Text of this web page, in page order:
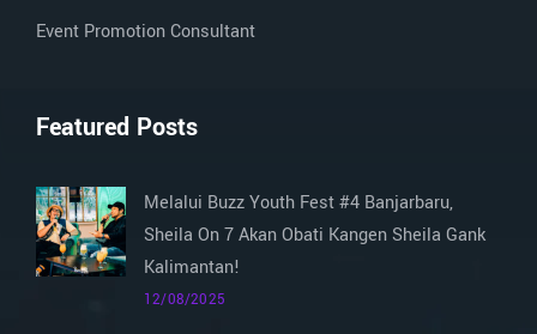
Event Promotion Consultant
Featured Posts
Melalui Buzz Youth Fest #4 Banjarbaru,
Sheila On 7 Akan Obati Kangen Sheila Gank
Kalimantan!
12/08/2025